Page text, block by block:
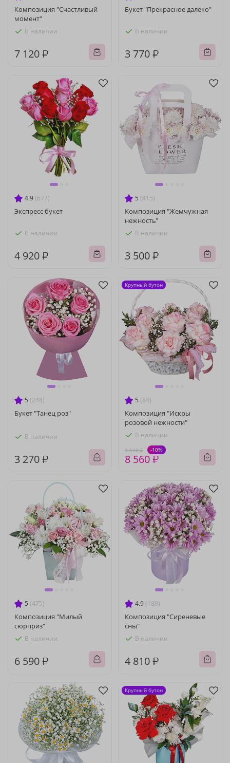
Композиция "Счастливый
момент"
В наличии
7 120 ₽
Букет "Прекрасное далеко"
В наличии
3 770 ₽
4.9 (677)
Экспресс букет
В наличии
4 920 ₽
5 (415)
Композиция "Жемчужная
нежность"
В наличии
3 500 ₽
5 (248)
Букет "Танец роз"
В наличии
3 270 ₽
5 (84)
Композиция "Искры
розовой нежности"
В наличии
9 510 ₽ -10%
8 560 ₽
Крупный бутон
5 (475)
Композиция "Милый
сюрприз"
В наличии
6 590 ₽
4.9 (189)
Композиция "Сиреневые
сны"
В наличии
4 810 ₽
Крупный бутон